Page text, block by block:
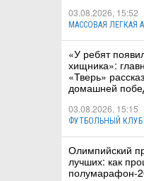
03.08.2026, 15:52
МАССОВАЯ ЛЕГКАЯ
«У ребят
хищника»:
«Тверь»
домашней
03.08.2026, 15:15
ФУТБОЛЬНЫЙ КЛУБ
Олимпийский
лучших: как
полумарафон-